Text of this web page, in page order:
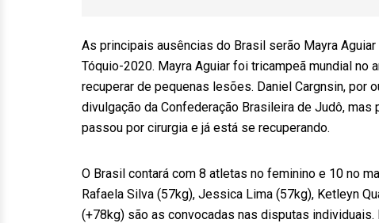
As principais ausências do Brasil serão Mayra
Tóquio-2020. Mayra Aguiar foi tricampeã mundial
recuperar de pequenas lesões. Daniel Cargnsin, por
divulgação da Confederação Brasileira de Judô,
passou por cirurgia e já está se recuperando.
O Brasil contará com 8 atletas no feminino e 10 no
Rafaela Silva (57kg), Jessica Lima (57kg), Ketleyn
(+78kg) são as convocadas nas disputas